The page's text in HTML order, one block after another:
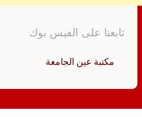
تابعنا على الفيس بوك
‏مكتبة عين الجامعة‏